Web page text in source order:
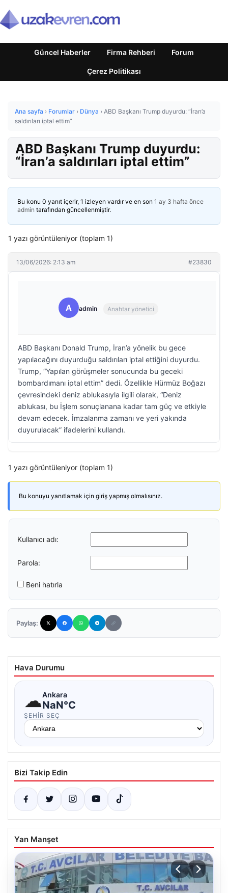
Güncel Haberler Firma Rehberi Forum
Çerez Politikası
Ana sayfa › Forumlar › Dünya › ABD Başkanı Trump duyurdu: “İran’a
saldırıları iptal ettim”
ABD Başkanı Trump duyurdu:
“İran’a saldırıları iptal ettim”
Bu konu 0 yanıt içerir, 1 izleyen vardır ve en son 1 ay 3 hafta önce
admin tarafından güncellenmiştir.
1 yazı görüntüleniyor (toplam 1)
13/06/2026: 2:13 am #23830
A admin Anahtar yönetici
ABD Başkanı Donald Trump, İran’a yönelik bu gece
yapılacağını duyurduğu saldırıları iptal ettiğini duyurdu.
Trump, “Yapılan görüşmeler sonucunda bu geceki
bombardımanı iptal ettim” dedi. Özellikle Hürmüz Boğazı
çevresindeki deniz ablukasıyla ilgili olarak, “Deniz
ablukası, bu İşlem sonuçlanana kadar tam güç ve etkiyle
devam edecek. İmzalanma zamanı ve yeri yakında
duyurulacak” ifadelerini kullandı.
1 yazı görüntüleniyor (toplam 1)
Bu konuyu yanıtlamak için giriş yapmış olmalısınız.
Kullanıcı adı:
Parola:
Beni hatırla
Paylaş:
Hava Durumu
☁Ankara
NaN°C
ŞEHIR SEÇ
Bizi Takip Edin
Yan Manşet